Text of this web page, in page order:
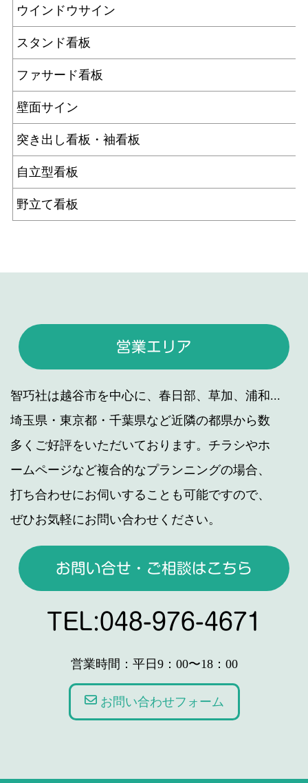
ウインドウサイン
スタンド看板
ファサード看板
壁面サイン
突き出し看板・袖看板
自立型看板
野立て看板
営業エリア
智巧社は越谷市を中心に、春日部、草加、浦和...
埼玉県・東京都・千葉県など近隣の都県から数
多くご好評をいただいております。チラシやホ
ームページなど複合的なプランニングの場合、
打ち合わせにお伺いすることも可能ですので、
ぜひお気軽にお問い合わせください。
お問い合せ・ご相談はこちら
TEL:048-976-4671
営業時間：平日9：00〜18：00
お問い合わせフォーム